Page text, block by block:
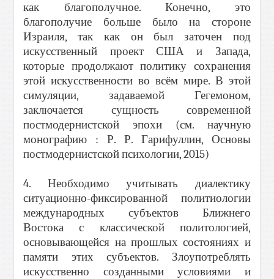
как благополучное. Конечно, это
благополучие больше было на стороне
Израиля, так как он был заточен под
искусственный проект США и Запада,
которые продолжают политику сохранения
этой искусственности во всём мире. В этой
симуляции, задаваемой Гегемоном,
заключается сущность современной
постмодернистской эпохи (см. научную
монографию : Р. Р. Гарифуллин, Основы
постмодернистской психологии, 2015)
4. Необходимо учитывать диалектику
ситуационно-фиксированной политиологии
международных субъектов Ближнего
Востока с классической политологией,
основывающейся на прошлых состояниях и
памяти этих субъектов. Злоупотреблять
искусственно созданными условиями и